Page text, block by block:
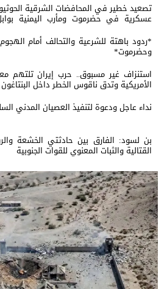
تصعيد خطير في المحافضات الشرقية
عسكرية في حضرموت ومأرب اليمنية
*ردود باهتة للشرعية والتحالف أمام
وحضرموت*
استنزاف غير مسبوق.. حرب إيران تلتهم
الأمريكية وتدق ناقوس الخطر داخل البنتاغون
نداء عاجل ودعوة لتنفيذ العصيان المدني
بن لسود: الفارق بين حادثتي الخشعة
القتالية والثبات المعنوي للقوات الجنوبية